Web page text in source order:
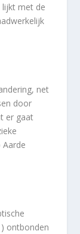
lijkt met de
net
door
er gaat
ontbonden